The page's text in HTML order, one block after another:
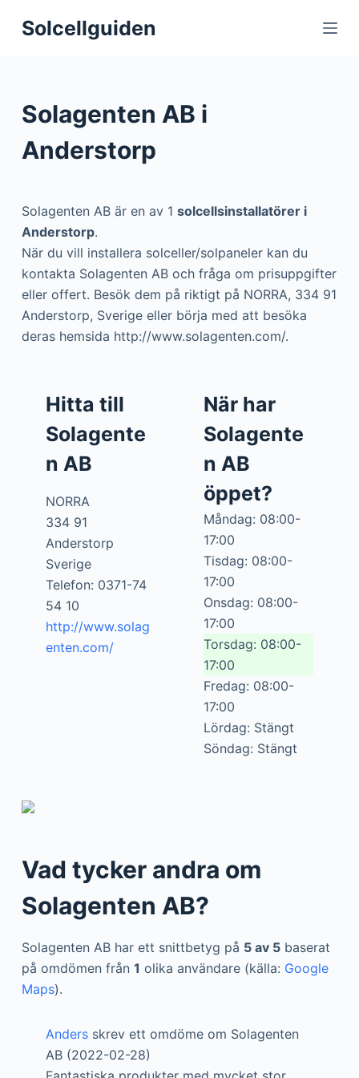
S
o
n
Solcellguiden
Solagenten AB i
Anderstorp
Solagenten AB är en av 1 solcellsinstallatörer i
Anderstorp.
När du vill installera solceller/solpaneler kan du
kontakta Solagenten AB och fråga om prisuppgifter
eller offert. Besök dem på riktigt på NORRA, 334 91
Anderstorp, Sverige eller börja med att besöka
deras hemsida http://www.solagenten.com/.
Hitta till
Solagente
n AB
NORRA
334 91
Anderstorp
Sverige
Telefon: 0371-74
54 10
http://www.solag
enten.com/
När har
Solagente
n AB
öppet?
Måndag: 08:00-
17:00
Tisdag: 08:00-
17:00
Onsdag: 08:00-
17:00
Torsdag: 08:00-
17:00
Fredag: 08:00-
17:00
Lördag: Stängt
Söndag: Stängt
Vad tycker andra om
Solagenten AB?
Solagenten AB har ett snittbetyg på 5 av 5baserat
på omdömen från 1 olika användare (källa: Google
Maps).
Andersskrev ett omdöme om Solagenten
AB (2022-02-28)